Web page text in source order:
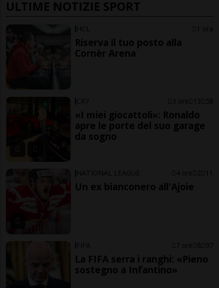
ULTIME NOTIZIE SPORT
HCL 1 ora
Riserva il tuo posto alla
Cornèr Arena
CR7 3 ore 13 58
«I miei giocattoli»: Ronaldo
apre le porte del suo garage
da sogno
NATIONAL LEAGUE 4 ore 2 11
Un ex bianconero all'Ajoie
FIFA 7 ore 8 97
La FIFA serra i ranghi: «Pieno
sostegno a Infantino»